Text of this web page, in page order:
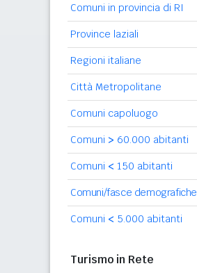
Comuni in provincia di RI
Province laziali
Regioni italiane
Città Metropolitane
Comuni capoluogo
Comuni > 60.000 abitanti
Comuni < 150 abitanti
Comuni/fasce demografiche
Comuni < 5.000 abitanti
Turismo in Rete